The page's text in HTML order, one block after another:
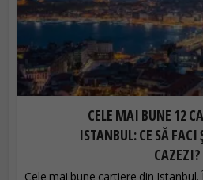
CELE MAI BUNE 12
ISTANBUL: CE SĂ FACI
CAZEZI?
Cele mai bune cartiere din